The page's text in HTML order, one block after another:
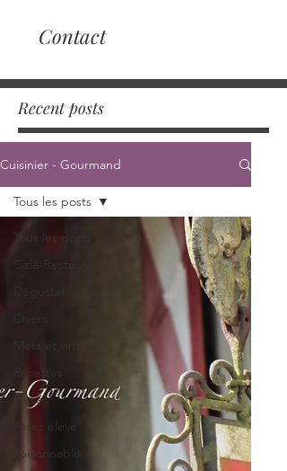
Contact
Recent posts
Cuisinier - Gourmand
Tous les posts
Café-Restaurant
Recettes
Elevé
Assez élevé
Raisonnable
Tous les posts